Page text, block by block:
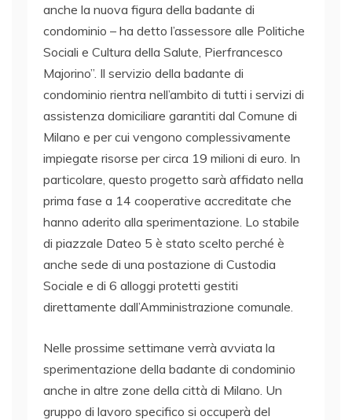
anche la nuova figura della badante di
condominio – ha detto l’assessore alle Politiche
Sociali e Cultura della Salute, Pierfrancesco
Majorino”. Il servizio della badante di
condominio rientra nell’ambito di tutti i servizi di
assistenza domiciliare garantiti dal Comune di
Milano e per cui vengono complessivamente
impiegate risorse per circa 19 milioni di euro. In
particolare, questo progetto sarà affidato nella
prima fase a 14 cooperative accreditate che
hanno aderito alla sperimentazione. Lo stabile
di piazzale Dateo 5 è stato scelto perché è
anche sede di una postazione di Custodia
Sociale e di 6 alloggi protetti gestiti
direttamente dall’Amministrazione comunale.
Nelle prossime settimane verrà avviata la
sperimentazione della badante di condominio
anche in altre zone della città di Milano. Un
gruppo di lavoro specifico si occuperà del